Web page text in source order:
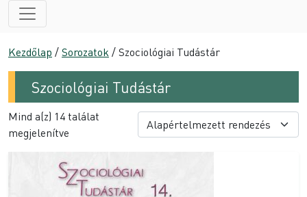
Kezdőlap /Sorozatok / Szociológiai Tudástár
Szociológiai Tudástár
Mind a(z) 14 találat
megjelenítve